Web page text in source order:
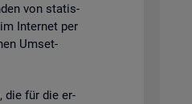
von sta­tis­
In­ter­net per
Um­set­
die für die er­